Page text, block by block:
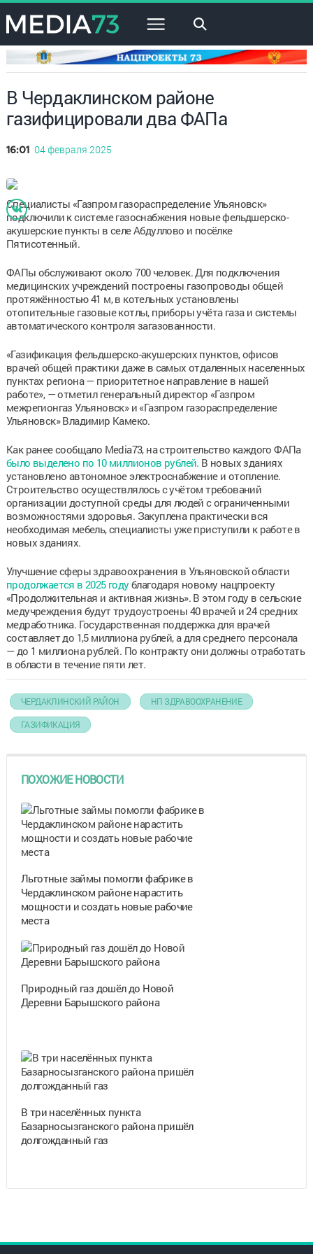
×
В Чердаклинском районе
газифицировали два ФАПа
16:01 04 февраля 2025
Специалисты «Газпром газораспределение Ульяновск»
подключили к системе газоснабжения новые фельдшерско-
акушерские пункты в селе Абдуллово и посёлке
Пятисотенный.
ФАПы обслуживают около 700 человек. Для подключения
медицинских учреждений построены газопроводы общей
протяжённостью 41 м, в котельных установлены
отопительные газовые котлы, приборы учёта газа и системы
автоматического контроля загазованности.
«Газификация фельдшерско-акушерских пунктов, офисов
врачей общей практики даже в самых отдаленных населенных
пунктах региона — приоритетное направление в нашей
работе», — отметил генеральный директор «Газпром
межрегионгаз Ульяновск» и «Газпром газораспределение
Ульяновск» Владимир Камеко.
Как ранее сообщало Media73, на строительство каждого ФАПа
было выделено по 10 миллионов рублей. В новых зданиях
установлено автономное электроснабжение и отопление.
Строительство осуществлялось с учётом требований
организации доступной среды для людей с ограниченными
возможностями здоровья. Закуплена практически вся
необходимая мебель, специалисты уже приступили к работе в
новых зданиях.
Улучшение сферы здравоохранения в Ульяновской области
продолжается в 2025 годублагодаря новому нацпроекту
«Продолжительная и активная жизнь». В этом году в сельские
медучреждения будут трудоустроены 40 врачей и 24 средних
медработника. Государственная поддержка для врачей
составляет до 1,5 миллиона рублей, а для среднего персонала
— до 1 миллиона рублей. По контракту они должны отработать
в области в течение пяти лет.
ЧЕРДАКЛИНСКИЙ РАЙОН НП ЗДРАВООХРАНЕНИЕ
ГАЗИФИКАЦИЯ
ПОХОЖИЕ НОВОСТИ
Льготные займы помогли фабрике в
Чердаклинском районе нарастить
мощности и создать новые рабочие
места
Природный газ дошёл до Новой
Деревни Барышского района
В три населённых пункта
Базарносызганского района пришёл
долгожданный газ